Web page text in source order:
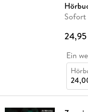
Sofort
Ein